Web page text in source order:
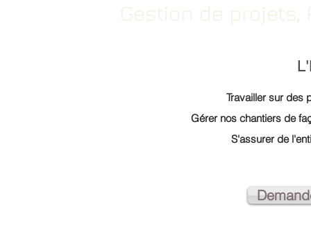
Gestion de projets,
Travailler sur des
Gérer nos chantiers de
S'assurer de